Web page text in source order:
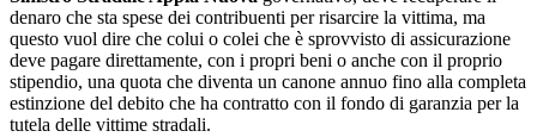
denaro che sta spese dei contribuenti per risarcire la vittima, ma
questo vuol dire che colui o colei che è sprovvisto di assicurazione
deve pagare direttamente, con i propri beni o anche con il proprio
stipendio, una quota che diventa un canone annuo fino alla completa
estinzione del debito che ha contratto con il fondo di garanzia per la
tutela delle vittime stradali.